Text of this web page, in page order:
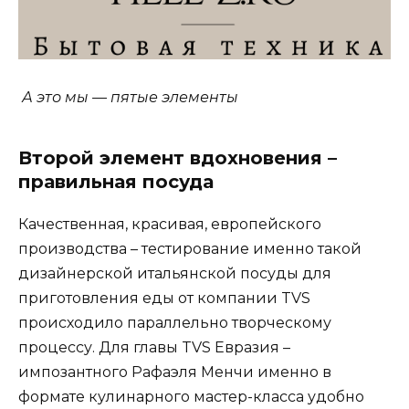
А это мы — пятые элементы
Второй элемент вдохновения –
правильная посуда
Качественная, красивая, европейского
производства – тестирование именно такой
дизайнерской итальянской посуды для
приготовления еды от компании TVS
происходило параллельно творческому
процессу. Для главы TVS Евразия –
импозантного Рафаэля Менчи именно в
формате кулинарного мастер-класса удобно